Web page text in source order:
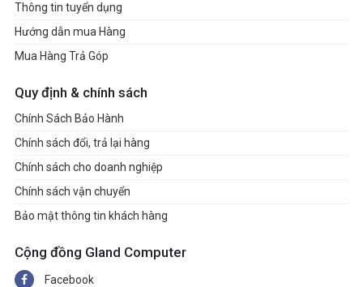
Thông tin tuyển dụng
Hướng dẫn mua Hàng
Mua Hàng Trả Góp
Quy định & chính sách
Chính Sách Bảo Hành
Chính sách đổi, trả lại hàng
Chính sách cho doanh nghiệp
Chính sách vận chuyển
Bảo mật thông tin khách hàng
Cộng đồng Gland Computer
Facebook